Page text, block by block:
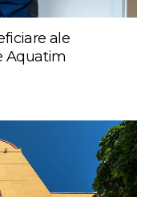
ale
Aquatim